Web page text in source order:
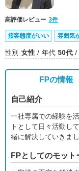
高評価レビュー 3件
接客態度がいい 雰囲気
性別 女性 年代 50代
FPの情報
自己紹介
一社専属での経験を
トとして日々活動し
緒に解決していきまし
FPとしてのモット